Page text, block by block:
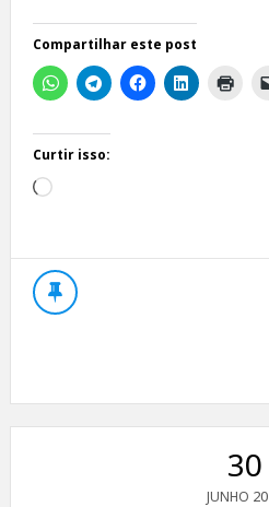
Compartilhar este post
Curtir isso:
Carregando...
30
JUNHO